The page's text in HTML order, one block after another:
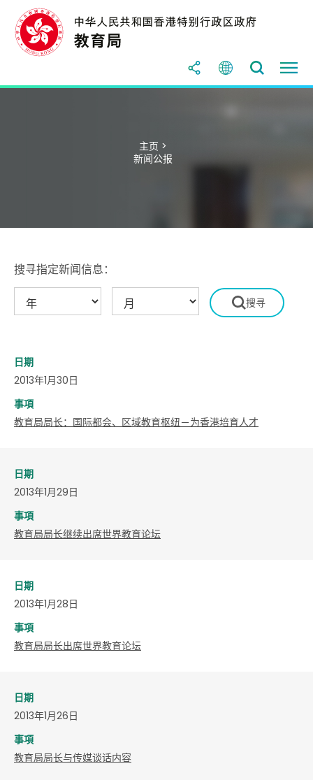
主页 >
新闻公报
搜寻指定新闻信息：
日期
2013年1月30日
事項
教育局局长：国际都会、区域教育枢纽－为香港培育人才
日期
2013年1月29日
事項
教育局局长继续出席世界教育论坛
日期
2013年1月28日
事項
教育局局长出席世界教育论坛
日期
2013年1月26日
事項
教育局局长与传媒谈话内容